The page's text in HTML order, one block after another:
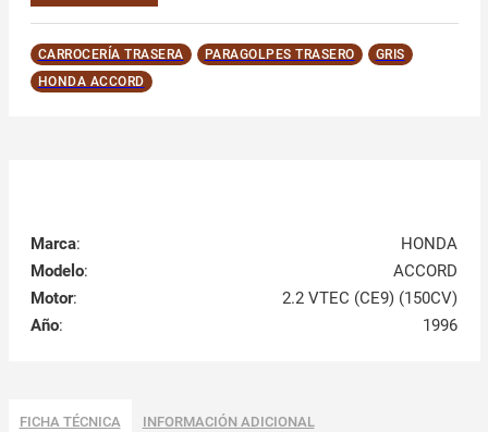
CARROCERÍA TRASERA PARAGOLPES TRASERO
GRIS
HONDA ACCORD
Marca:
HONDA
Modelo:
ACCORD
Motor:
2.2 VTEC (CE9) (150CV)
Año: 1996
FICHA TÉCNICA INFORMACIÓN ADICIONAL